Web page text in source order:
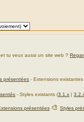
tu veux aussi un site web ?
présentées -Extensions existantes
- Styles existants (3.1.x |
présentées 🎨 Styles